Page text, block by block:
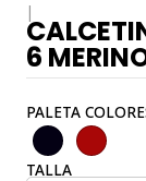
|
6
PALETA
TALLA